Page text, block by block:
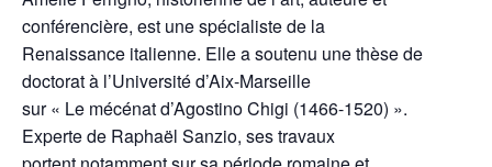
conférencière, est une spécialiste de la
Renaissance italienne. Elle a soutenu une thèse de
doctorat à l’Université d’Aix-Marseille
sur « Le mécénat d’Agostino Chigi (1466-1520) ».
Experte de Raphaël Sanzio, ses travaux